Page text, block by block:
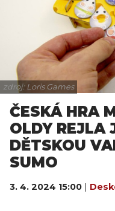
zdroj: Loris Games
ČESKÁ HRA
OLDY REJLA
DĚTSKOU
SUMO
3. 4. 2024 15:00 |